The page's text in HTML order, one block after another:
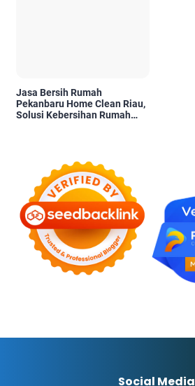
Jasa Bersih Rumah
Pekanbaru Home Clean Riau,
Solusi Kebersihan Rumah
Social Media